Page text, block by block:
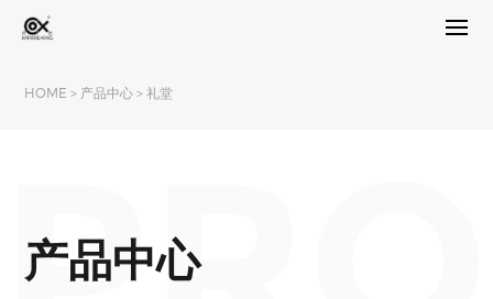
HOME > 产品中心 >礼堂
产品中心